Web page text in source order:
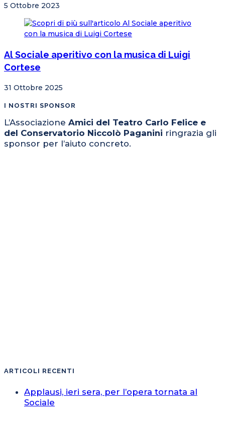
5 Ottobre 2023
Al Sociale aperitivo con la musica di Luigi
Cortese
31 Ottobre 2025
I NOSTRI SPONSOR
L’Associazione Amici del Teatro Carlo Felice e
del Conservatorio Niccolò Paganini ringrazia gli
sponsor per l’aiuto concreto.
ARTICOLI RECENTI
Applausi, ieri sera, per l’opera tornata al
Sociale